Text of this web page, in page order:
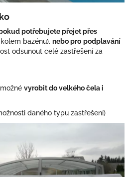
potřebujete přejet přes
bazénu), nebo pro podplavání
odsunout celé zastřešení za
vyrobit do velkého čela i
daného typu zastřešení)